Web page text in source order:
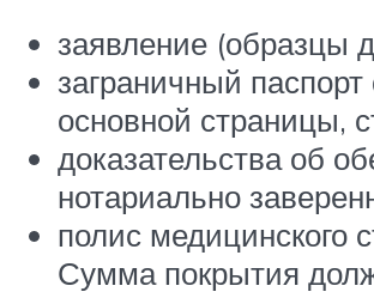
заявление (образцы
заграничный
основной страницы,
доказательства об
нотариально
полис медицинского
Сумма покрытия